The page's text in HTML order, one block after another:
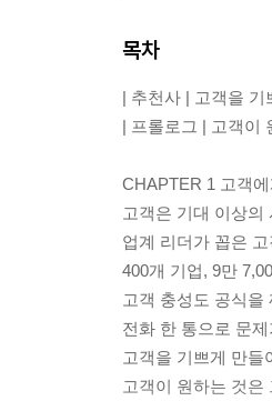
목차
| 추천사 | 고객을
| 프롤로그 | 고객이
CHAPTER 1 고객
고객은 기대 이상의
업계 리더가 꼽은
400개 기업, 9만
고객 충성도 공식을
전화 한 통으로 문
고객을 기쁘게 만들
고객이 원하는 것은